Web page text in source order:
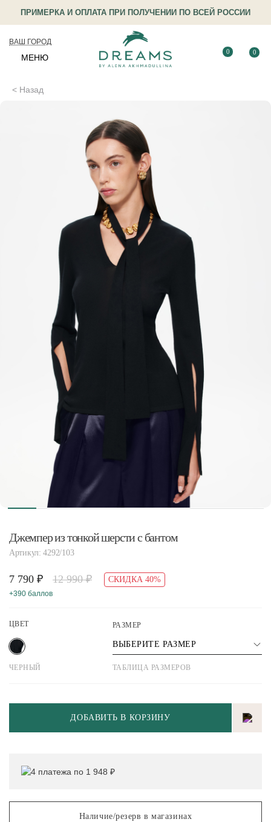
ПРИМЕРКА И ОПЛАТА ПРИ ПОЛУЧЕНИИ ПО ВСЕЙ РОССИИ
ВАШ ГОРОД
МЕНЮ
0 0
< Назад
Джемпер из тонкой шерсти с бантом
Артикул: 4292/103
7 790 ₽ 12 990 ₽ СКИДКА 40%
+390 баллов
ЦВЕТ
ЧЕРНЫЙ
РАЗМЕР
ВЫБЕРИТЕ РАЗМЕР
ТАБЛИЦА РАЗМЕРОВ
ДОБАВИТЬ В КОРЗИНУ
4 платежа по 1 948 ₽
Наличие/резерв в магазинах